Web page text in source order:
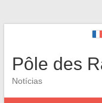
Pôle des
Notícias